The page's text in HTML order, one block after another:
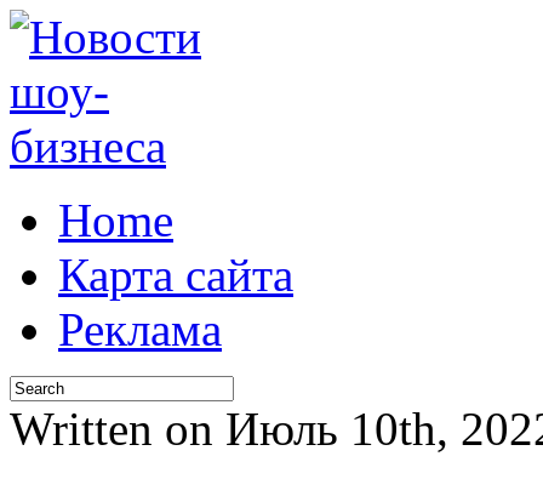
Home
Карта сайта
Реклама
Written on Июль 10th,